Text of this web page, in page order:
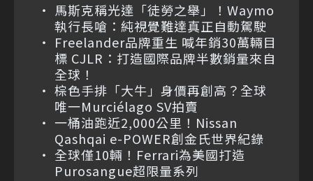
馬斯克稱光達「徒勞之舉」！Waymo
執行長嗆：純視覺難達真正自動駕駛
Freelander品牌重生 喊年銷30萬輛目
標 CJLR：打造國際品牌半數銷量來自
全球！
棕色手排「大牛」身價再創高？全球
唯一Murciélago SV拍賣
一桶油跑近2,000公里！Nissan
Qashqai e-POWER創金氏世界紀錄
全球僅10輛！Ferrari為美國打造
Purosangue超限量系列